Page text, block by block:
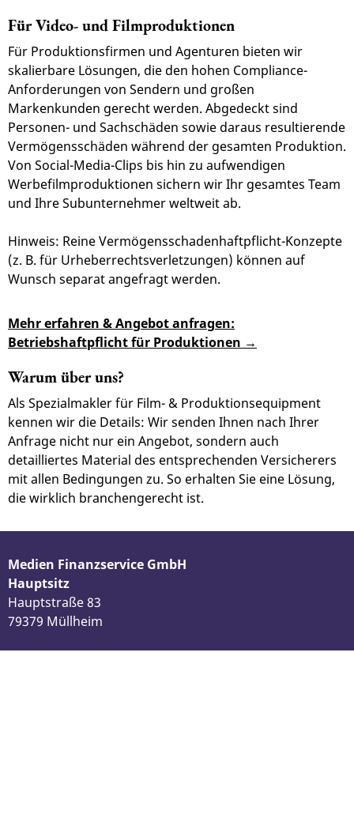
Für Video- und Filmproduktionen
Für Produktionsfirmen und Agenturen bieten wir
skalierbare Lösungen, die den hohen Compliance-
Anforderungen von Sendern und großen
Markenkunden gerecht werden. Abgedeckt sind
Personen- und Sachschäden sowie daraus resultierende
Vermögensschäden während der gesamten Produktion.
Von Social-Media-Clips bis hin zu aufwendigen
Werbefilmproduktionen sichern wir Ihr gesamtes Team
und Ihre Subunternehmer weltweit ab.
Hinweis: Reine Vermögensschadenhaftpflicht-Konzepte
(z. B. für Urheberrechtsverletzungen) können auf
Wunsch separat angefragt werden.
Mehr erfahren & Angebot anfragen:
Betriebshaftpflicht für Produktionen
Warum über uns?
Als Spezialmakler für Film- & Produktionsequipment
kennen wir die Details: Wir senden Ihnen nach Ihrer
Anfrage nicht nur ein Angebot, sondern auch
detailliertes Material des entsprechenden Versicherers
mit allen Bedingungen zu. So erhalten Sie eine Lösung,
die wirklich branchengerecht ist.
Medien Finanzservice GmbH
Hauptsitz
Hauptstraße 83
79379 Müllheim